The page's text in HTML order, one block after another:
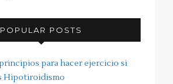
POPULAR POSTS
para hacer ejercicio si
Hipotiroidismo